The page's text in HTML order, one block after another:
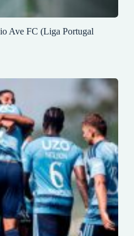
Ave FC (Liga Portugal